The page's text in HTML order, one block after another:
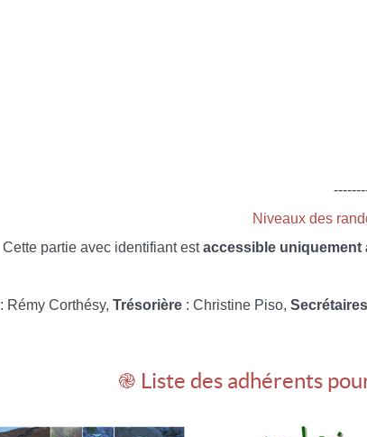
Niveaux des
Cette partie avec identifiant estaccessible
: Rémy Corthésy, Trésorière : Christine Piso, Secrétaires
֎ Liste des adhérents